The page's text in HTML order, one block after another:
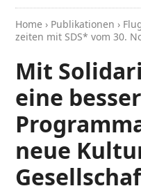
Home › Publikationen ›
zeiten mit SDS* vom30.
Mit
eine
neue